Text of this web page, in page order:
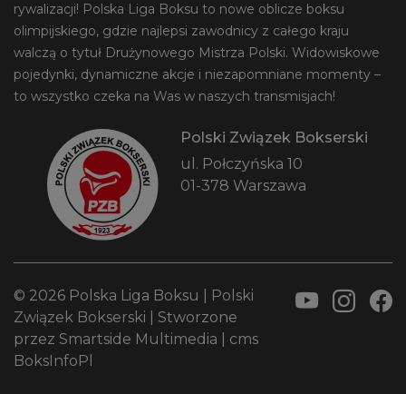
rywalizacji! Polska Liga Boksu to nowe oblicze boksu
olimpijskiego, gdzie najlepsi zawodnicy z całego kraju
walczą o tytuł Drużynowego Mistrza Polski. Widowiskowe
pojedynki, dynamiczne akcje i niezapomniane momenty –
to wszystko czeka na Was w naszych transmisjach!
Polski Związek Bokserski
ul. Połczyńska 10
01-378 Warszawa
© 2026 Polska Liga Boksu |
Polski
Związek Bokserski | Stworzone
przez Smartside Multimedia
cms
BoksInfoPl